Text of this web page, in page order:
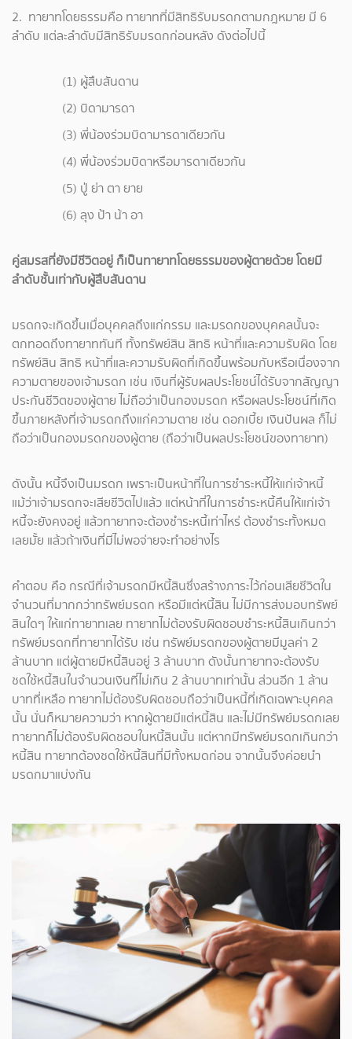
2. ทายาทโดยธรรมคือ ทายาทที่มีสิทธิรับมรดกตามกฎหมาย มี 6
ลำดับ แต่ละลำดับมีสิทธิรับมรดกก่อนหลัง ดังต่อไปนี้
(1) ผู้สืบสันดาน
(2) บิดามารดา
(3) พี่น้องร่วมบิดามารดาเดียวกัน
(4) พี่น้องร่วมบิดาหรือมารดาเดียวกัน
(5) ปู่ ย่า ตา ยาย
(6) ลุง ป้า น้า อา
คู่สมรสที่ยังมีชีวิตอยู่ ก็เป็นทายาทโดยธรรมของผู้ตายด้วย โดยมี
ลำดับชั้นเท่ากับผู้สืบสันดาน
มรดกจะเกิดขึ้นเมื่อบุคคลถึงแก่กรรม และมรดกของบุคคลนั้นจะ
ตกทอดถึงทายาททันที ทั้งทรัพย์สิน สิทธิ หน้าที่และความรับผิด โดย
ทรัพย์สิน สิทธิ หน้าที่และความรับผิดที่เกิดขึ้นพร้อมกับหรือเนื่องจาก
ความตายของเจ้ามรดก เช่น เงินที่ผู้รับผลประโยชน์ได้รับจากสัญญา
ประกันชีวิตของผู้ตาย ไม่ถือว่าเป็นกองมรดก หรือผลประโยชน์ที่เกิด
ขึ้นภายหลังที่เจ้ามรดกถึงแก่ความตาย เช่น ดอกเบี้ย เงินปันผล ก็ไม่
ถือว่าเป็นกองมรดกของผู้ตาย (ถือว่าเป็นผลประโยชน์ของทายาท)
ดังนั้น หนี้จึงเป็นมรดก เพราะเป็นหน้าที่ในการชำระหนี้ให้แก่เจ้าหนี้
แม้ว่าเจ้ามรดกจะเสียชีวิตไปแล้ว แต่หน้าที่ในการชำระหนี้คืนให้แก่เจ้า
หนี้จะยังคงอยู่ แล้วทายาทจะต้องชำระหนี้เท่าไหร่ ต้องชำระทั้งหมด
เลยมั้ย แล้วถ้าเงินที่มีไม่พอจ่ายจะทำอย่างไร
คำตอบ คือ กรณีที่เจ้ามรดกมีหนี้สินซึ่งสร้างภาระไว้ก่อนเสียชีวิตใน
จำนวนที่มากกว่าทรัพย์มรดก หรือมีแต่หนี้สิน ไม่มีการส่งมอบทรัพย์
สินใดๆ ให้แก่ทายาทเลย ทายาทไม่ต้องรับผิดชอบชำระหนี้สินเกินกว่า
ทรัพย์มรดกที่ทายาทได้รับ เช่น ทรัพย์มรดกของผู้ตายมีมูลค่า 2
ล้านบาท แต่ผู้ตายมีหนี้สินอยู่ 3 ล้านบาท ดังนั้นทายาทจะต้องรับ
ชดใช้หนี้สินในจำนวนเงินที่ไม่เกิน 2 ล้านบาทเท่านั้น ส่วนอีก 1 ล้าน
บาทที่เหลือ ทายาทไม่ต้องรับผิดชอบถือว่าเป็นหนี้ที่เกิดเฉพาะบุคคล
นั้น นั่นก็หมายความว่า หากผู้ตายมีแต่หนี้สิน และไม่มีทรัพย์มรดกเลย
ทายาทก็ไม่ต้องรับผิดชอบในหนี้สินนั้น แต่หากมีทรัพย์มรดกเกินกว่า
หนี้สิน ทายาทต้องชดใช้หนี้สินที่มีทั้งหมดก่อน จากนั้นจึงค่อยนำ
มรดกมาแบ่งกัน